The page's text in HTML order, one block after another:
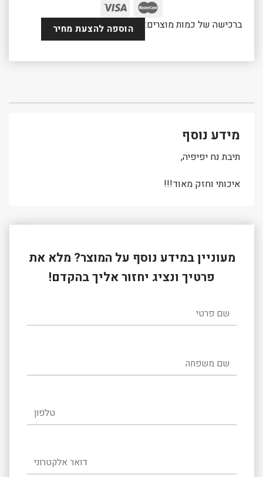
ברכישה של כמות מוצרים: הוספה להצעת מחיר
מידע נוסף
תיבת נח יפיפיה,
איכותי וחזק מאוד!!!
מעוניין במידע נוסף על המוצר? מלא את
פרטיך ונציג יחזור אליך בהקדם!
שם פרטי
שם משפחה